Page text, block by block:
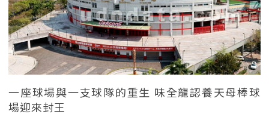
一座球場與一支球隊的重生 味全龍認養天母棒球
場迎來封王